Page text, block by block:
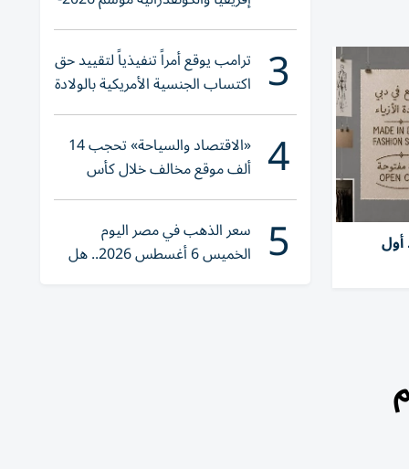
2027
3 ترامب يوقع أمراً تنفيذياً لتقييد حق
اكتساب الجنسية الأمريكية بالولادة
4 «الاقتصاد والسياحة» تحجب 14
ألف موقع مخالف خلال كأس
العالم 2026
5 سعر الذهب في مصر اليوم
الخميس 6 أغسطس 2026.. هل